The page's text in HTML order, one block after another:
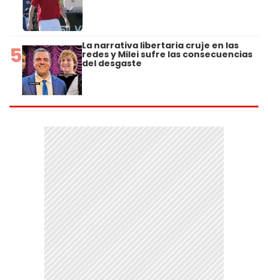
5 La narrativa libertaria cruje en las
redes y Milei sufre las consecuencias
del desgaste